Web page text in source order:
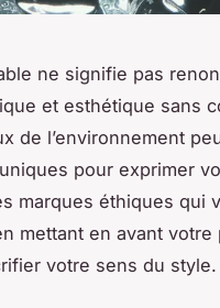
ne signifie pas
et esthétique sans
de l’environnement
pour exprimer
marques éthiques qui
mettant en avant votre
votre sens du style.